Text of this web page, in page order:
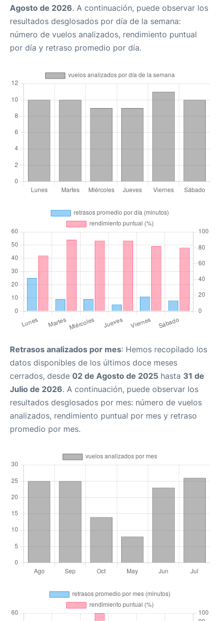
Agosto de 2026. A continuación, puede observar los
resultados desglosados por día de la semana:
número de vuelos analizados, rendimiento puntual
por día y retraso promedio por día.
Retrasos analizados por mes: Hemos recopilado los
datos disponibles de los últimos doce meses
cerrados, desde 02 de Agosto de 2025 hasta 31 de
Julio de 2026. A continuación, puede observar los
resultados desglosados por mes: número de vuelos
analizados, rendimiento puntual por mes y retraso
promedio por mes.